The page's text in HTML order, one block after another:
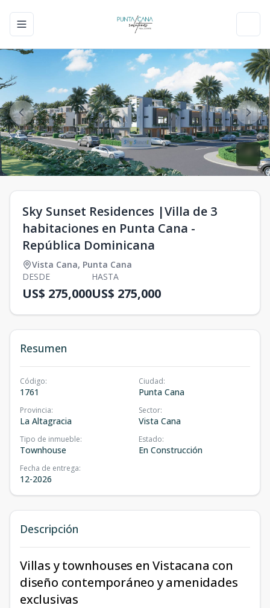
Toggle navigation menu
Sky Sunset Residences |Villa de 3
habitaciones en Punta Cana -
República Dominicana
Vista Cana, Punta Cana
DESDE
US$ 275,000
HASTA
US$ 275,000
Resumen
Código:
1761
Ciudad:
Punta Cana
Provincia:
La Altagracia
Sector:
Vista Cana
Tipo de inmueble:
Townhouse
Estado:
En Construcción
Fecha de entrega:
12-2026
Descripción
Villas y townhouses en Vistacana con
diseño contemporáneo y amenidades
exclusivas